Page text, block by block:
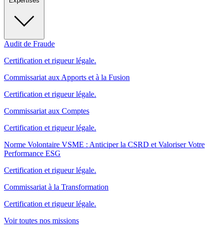
Audit de Fraude
Certification et rigueur légale.
Commissariat aux Apports et à la Fusion
Certification et rigueur légale.
Commissariat aux Comptes
Certification et rigueur légale.
Norme Volontaire VSME : Anticiper la CSRD et Valoriser Votre
Performance ESG
Certification et rigueur légale.
Commissariat à la Transformation
Certification et rigueur légale.
Voir toutes nos missions